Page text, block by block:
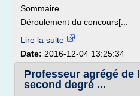
Sommaire
Déroulement du concours[...
Lire la suite
Date: 2016-12-04 13:25:34
Professeur agrégé de
second degré ...